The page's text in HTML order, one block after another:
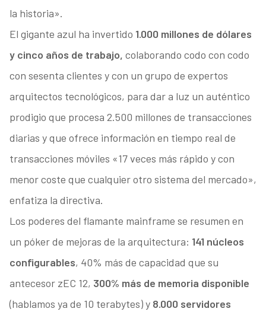
la historia».
El gigante azul ha invertido 1.000 millones de dólares
y cinco años de trabajo, colaborando codo con codo
con sesenta clientes y con un grupo de expertos
arquitectos tecnológicos, para dar a luz un auténtico
prodigio que procesa 2.500 millones de transacciones
diarias y que ofrece información en tiempo real de
transacciones móviles «17 veces más rápido y con
menor coste que cualquier otro sistema del mercado»,
enfatiza la directiva.
Los poderes del flamante mainframe se resumen en
un póker de mejoras de la arquitectura: 141 núcleos
configurables, 40% más de capacidad que su
antecesor zEC 12, 300% más de memoria disponible
(hablamos ya de 10 terabytes) y 8.000 servidores